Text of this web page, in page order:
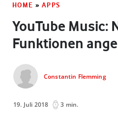
HOME » APPS
YouTube Music:
Funktionen
Constantin Flemming
19. Juli 2018 3 min.